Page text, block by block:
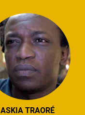
ASKIA TRAORÉ